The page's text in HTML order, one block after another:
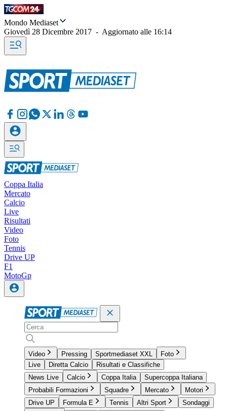
Mondo Mediaset
Giovedì 28 Dicembre 2017 - Aggiornato alle 16:14
Coppa Italia
Mercato
Calcio
Live
Risultati
Video
Foto
Tennis
Drive UP
F1
MotoGp
Video Pressing Sportmediaset XXL
Foto
Live
Diretta Calcio
Risultati e Classifiche
News Live
Calcio Coppa Italia
Supercoppa Italiana
Probabili Formazioni
Squadre Mercato
Motori
Drive UP
Formula E Tennis Altri Sport
Sondaggi